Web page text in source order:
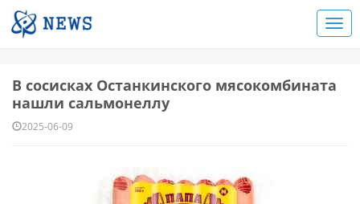
В сосисках Останкинского мясокомбината
нашли сальмонеллу
2025-06-09